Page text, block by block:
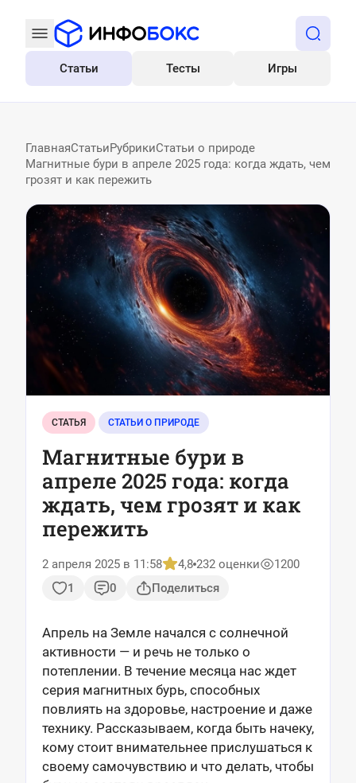
Все
Статьи Тесты Игры
ГлавнаяСтатьиРубрикиСтатьи о природе
Магнитные бури в апреле 2025 года: когда ждать, чем
грозят и как пережить
СТАТЬЯ СТАТЬИ О ПРИРОДЕ
Магнитные бури в
апреле 2025 года: когда
ждать, чем грозят и как
пережить
2 апреля 2025 в 11:58 4,8 232 оценки
1200
1
0 Поделиться
Апрель на Земле начался с солнечной
активности — и речь не только о
потеплении. В течение месяца нас ждет
серия магнитных бурь, способных
повлиять на здоровье, настроение и даже
технику. Рассказываем, когда быть начеку,
кому стоит внимательнее прислушаться к
своему самочувствию и что делать, чтобы